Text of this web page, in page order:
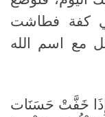
كفة فطاشت
مع اسم الله
خَفَّتْ حَسَنَات